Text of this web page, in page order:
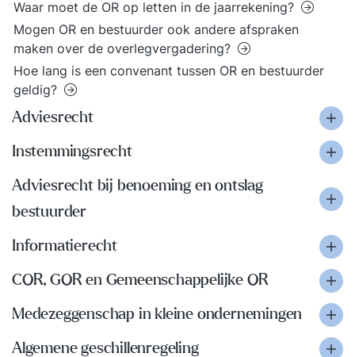
Waar moet de OR op letten in de jaarrekening?
Mogen OR en bestuurder ook andere afspraken
maken over de overlegvergadering?
Hoe lang is een convenant tussen OR en bestuurder
geldig?
Adviesrecht
Instemmingsrecht
Adviesrecht bij benoeming en ontslag
bestuurder
Informatierecht
COR, GOR en Gemeenschappelijke OR
Medezeggenschap in kleine ondernemingen
Algemene geschillenregeling